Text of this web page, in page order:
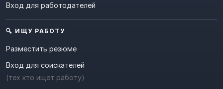
Вход для работодателей
🔍 ИЩУ РАБОТУ
Разместить резюме
Вход для соискателей
(тех кто ищет работу)